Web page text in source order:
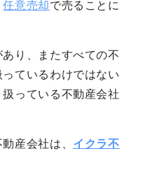
任意売却で売ることに
り、またすべての不
ているわけではない
っている不動産会社
産会社は、 イクラ不